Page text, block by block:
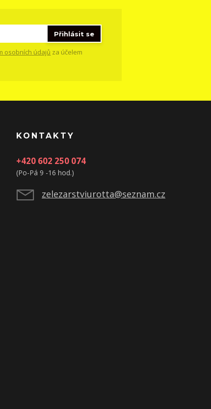
Přihlásit se
osobních údajů za účelem
KONTAKTY
+420 602 250 074
(Po-Pá 9 -16 hod.)
zelezarstviurotta@seznam.cz